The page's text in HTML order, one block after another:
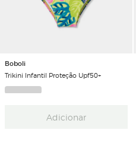
Boboli
Trikini Infantil Proteção Upf50+
Adicionar